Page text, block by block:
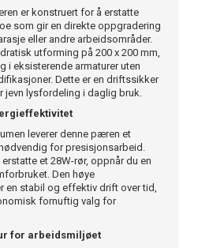
er konstruert for å erstatte
som gir en direkte oppgradering
eller andre arbeidsområder.
utforming på 200 x 200 mm,
i eksisterende armaturer uten
Dette er en driftssikker
jevn lysfordeling i daglig bruk.
leverer denne pæren et
for presisjonsarbeid.
et 28W-rør, oppnår du en
Den høye
en stabil og effektiv drift over tid,
fornuftig valg for
for arbeidsmiljøet